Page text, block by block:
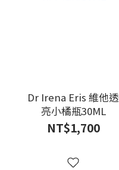
Dr Irena Eris 維他透
亮小橘瓶30ML
NT$1,700